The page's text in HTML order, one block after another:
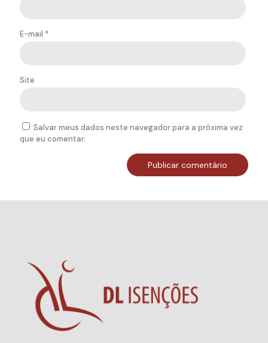
E-mail *
Site
Salvar meus dados neste navegador para a próxima vez
que eu comentar.